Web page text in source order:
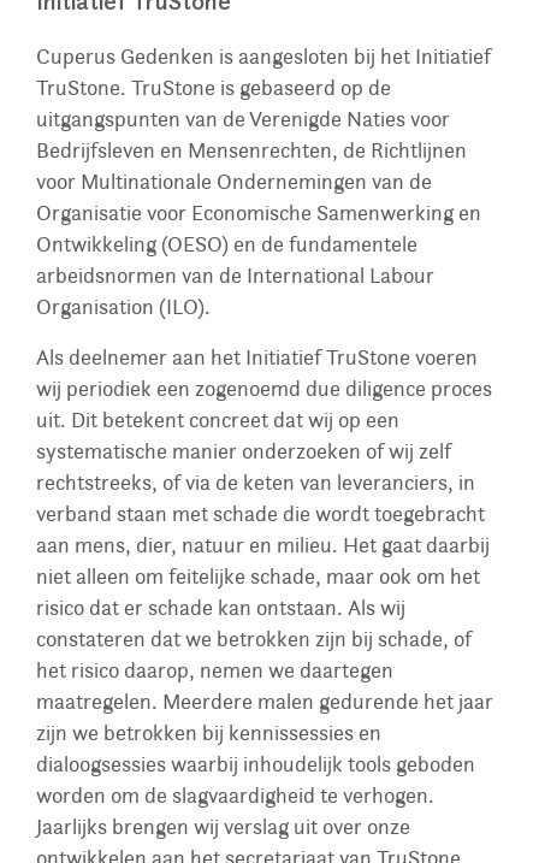
Cuperus Gedenken is aangesloten bij het Initiatief
TruStone. TruStone is gebaseerd op de
uitgangspunten van de Verenigde Naties voor
Bedrijfsleven en Mensenrechten, de Richtlijnen
voor Multinationale Ondernemingen van de
Organisatie voor Economische Samenwerking en
Ontwikkeling (OESO) en de fundamentele
arbeidsnormen van de International Labour
Organisation (ILO).
Als deelnemer aan het Initiatief TruStone voeren
wij periodiek een zogenoemd due diligence proces
uit. Dit betekent concreet dat wij op een
systematische manier onderzoeken of wij zelf
rechtstreeks, of via de keten van leveranciers, in
verband staan met schade die wordt toegebracht
aan mens, dier, natuur en milieu. Het gaat daarbij
niet alleen om feitelijke schade, maar ook om het
risico dat er schade kan ontstaan. Als wij
constateren dat we betrokken zijn bij schade, of
het risico daarop, nemen we daartegen
maatregelen. Meerdere malen gedurende het jaar
zijn we betrokken bij kennissessies en
dialoogsessies waarbij inhoudelijk tools geboden
worden om de slagvaardigheid te verhogen.
Jaarlijks brengen wij verslag uit over onze